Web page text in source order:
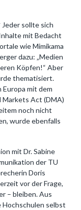
Jeder sollte sich
mit Bedacht
wie Mimikama
dazu: „Medien
Köpfen!“ Aber
thematisiert.
Europa mit dem
Markets Act (DMA)
noch nicht
wurde ebenfalls
mit Dr. Sabine
der TU
Doris
vor der Frage,
– bleiben. Aus
Hochschulen selbst